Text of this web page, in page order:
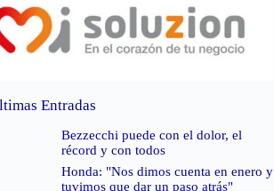
Entradas
Bezzecchi puede con el dolor, el
récord y con todos
Honda: "Nos dimos cuenta en enero y
tuvimos que dar un paso atrás"